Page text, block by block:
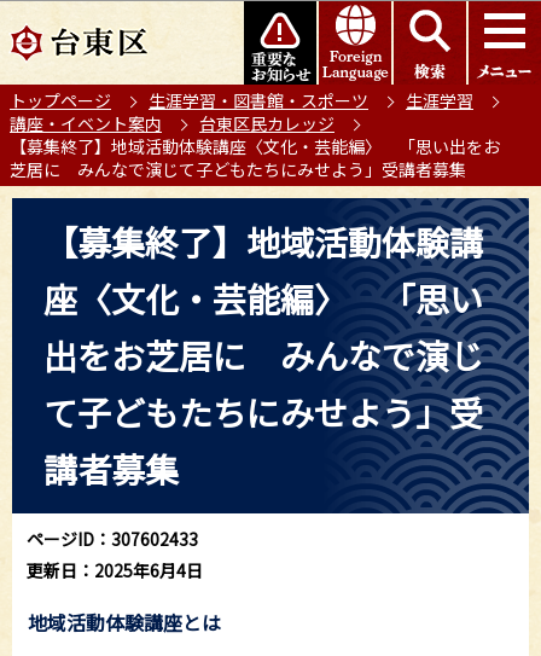
の
ー
ジ
の
先
このページの本文へ移動
トップページ 生涯学習・図書館・スポーツ
生涯学習
講座・イベント案内
台東区民カレッジ
【募集終了】地域活動体験講座〈文化・芸能編〉 「思い出をお
芝居に みんなで演じて子どもたちにみせよう」受講者募集
【募集終了】地域活動体験講
座〈文化・芸能編〉 「思い
出をお芝居に みんなで演じ
て子どもたちにみせよう」受
講者募集
ページID：307602433
更新日：2025年6月4日
地域活動体験講座とは